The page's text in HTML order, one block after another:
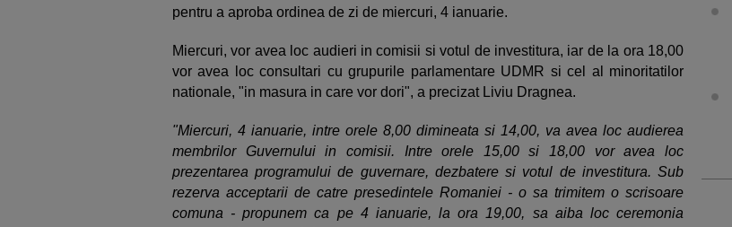
pentru a aproba ordinea de zi de miercuri, 4 ianuarie.
Miercuri, vor avea loc audieri in comisii si votul de investitura, iar de la ora 18,00
vor avea loc consultari cu grupurile parlamentare UDMR si cel al minoritatilor
nationale, "in masura in care vor dori", a precizat Liviu Dragnea.
"Miercuri, 4 ianuarie, intre orele 8,00 dimineata si 14,00, va avea loc audierea
membrilor Guvernului in comisii. Intre orele 15,00 si 18,00 vor avea loc
prezentarea programului de guvernare, dezbatere si votul de investitura. Sub
rezerva acceptarii de catre presedintele Romaniei - o sa trimitem o scrisoare
comuna - propunem ca pe 4 ianuarie, la ora 19,00, sa aiba loc ceremonia